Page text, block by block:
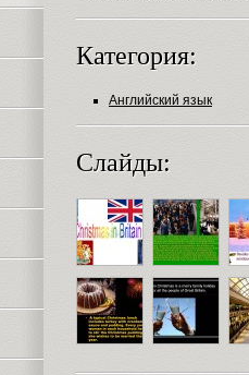
Категория:
Английский язык
Слайды: